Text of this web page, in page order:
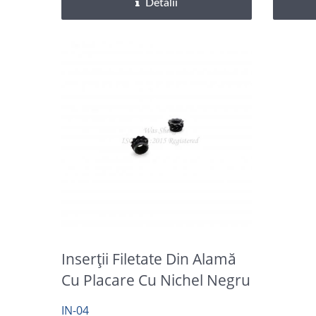
Detalii
Inserții Filetate Din Alamă
Cu Placare Cu Nichel Negru
IN-04